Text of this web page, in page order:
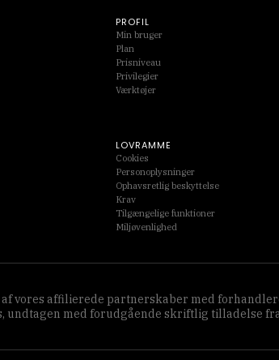
vores affilierede partnerskaber med
undtagen med forudgående skriftlig tilladelse
PROFIL
Min bruger
Plan
Prisniveau
Privilegier
Værktøjer
LOVRAMME
Cookies
Personoplysninger
Ophavsretlig beskyttelse
Krav
Tilgængelige funktioner
Miljøvenlighed